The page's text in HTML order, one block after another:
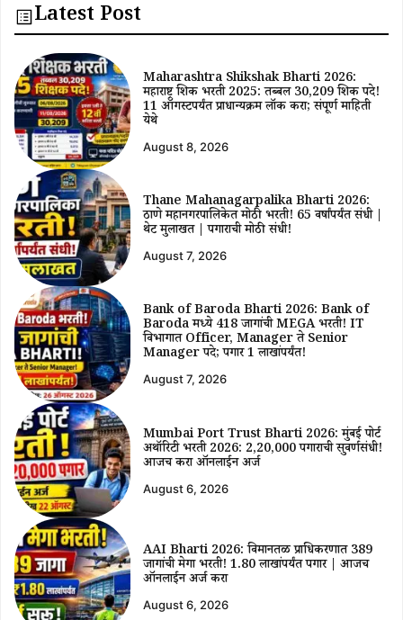
Latest Post
Maharashtra Shikshak Bharti 2026:
महाराष्ट्र शिक्षक भरती 2025: तब्बल 30,209 शिक्षक पदे!
11 ऑगस्टपर्यंत प्राधान्यक्रम लॉक करा; संपूर्ण माहिती
येथे
August 8, 2026
Thane Mahanagarpalika Bharti 2026:
ठाणे महानगरपालिकेत मोठी भरती! 65 वर्षांपर्यंत संधी |
थेट मुलाखत | पगाराची मोठी संधी!
August 7, 2026
Bank of Baroda Bharti 2026: Bank of
Baroda मध्ये 418 जागांची MEGA भरती! IT
विभागात Officer, Manager ते Senior
Manager पदे; पगार ₹1 लाखांपर्यंत!
August 7, 2026
Mumbai Port Trust Bharti 2026: मुंबई पोर्ट
अथॉरिटी भरती 2026: ₹2,20,000 पगाराची सुवर्णसंधी!
आजच करा ऑनलाईन अर्ज
August 6, 2026
AAI Bharti 2026: विमानतळ प्राधिकरणात 389
जागांची मेगा भरती! ₹1.80 लाखांपर्यंत पगार | आजच
ऑनलाईन अर्ज करा
August 6, 2026